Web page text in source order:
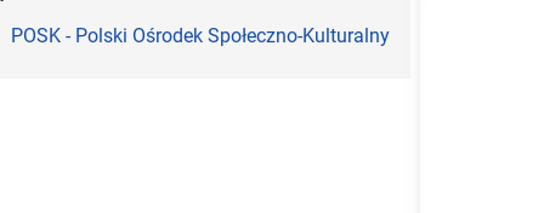
POSK - Polski Ośrodek Społeczno-Kulturalny